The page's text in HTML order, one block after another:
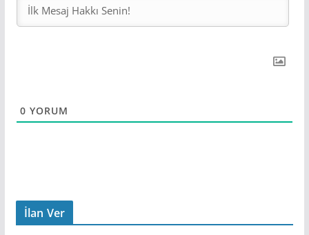
0 YORUM
İlan Ver